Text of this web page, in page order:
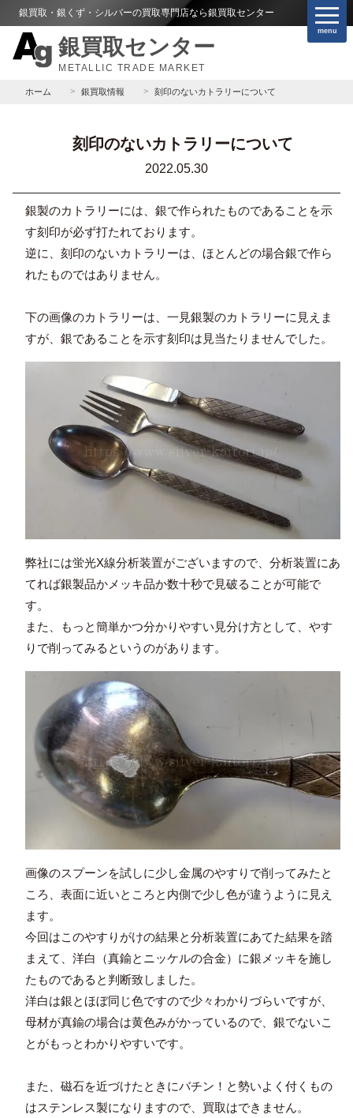
銀買取・銀くず・シルバーの買取専門店なら銀買取センター
銀買取センター
METALLIC TRADE MARKET
menu
ホーム 銀買取情報 刻印のないカトラリーについて
刻印のないカトラリーについて
2022.05.30
銀製のカトラリーには、銀で作られたものであることを示
す刻印が必ず打たれております。
逆に、刻印のないカトラリーは、ほとんどの場合銀で作ら
れたものではありません。
下の画像のカトラリーは、一見銀製のカトラリーに見えま
すが、銀であることを示す刻印は見当たりませんでした。
弊社には蛍光X線分析装置がございますので、分析装置にあ
てれば銀製品かメッキ品か数十秒で見破ることが可能で
す。
また、もっと簡単かつ分かりやすい見分け方として、やす
りで削ってみるというのがあります。
画像のスプーンを試しに少し金属のやすりで削ってみたと
ころ、表面に近いところと内側で少し色が違うように見え
ます。
今回はこのやすりがけの結果と分析装置にあてた結果を踏
まえて、洋白（真鍮とニッケルの合金）に銀メッキを施し
たものであると判断致しました。
洋白は銀とほぼ同じ色ですので少々わかりづらいですが、
母材が真鍮の場合は黄色みがかっているので、銀でないこ
とがもっとわかりやすいです。
また、磁石を近づけたときにバチン！と勢いよく付くもの
はステンレス製になりますので、買取はできません。